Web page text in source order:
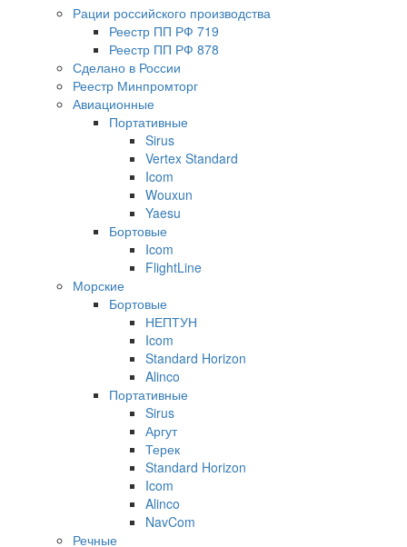
Рации российского производства
Реестр ПП РФ 719
Реестр ПП РФ 878
Сделано в России
Реестр Минпромторг
Авиационные
Портативные
Sirus
Vertex Standard
Icom
Wouxun
Yaesu
Бортовые
Icom
FlightLine
Морские
Бортовые
НЕПТУН
Icom
Standard Horizon
Alinco
Портативные
Sirus
Аргут
Терек
Standard Horizon
Icom
Alinco
NavCom
Речные